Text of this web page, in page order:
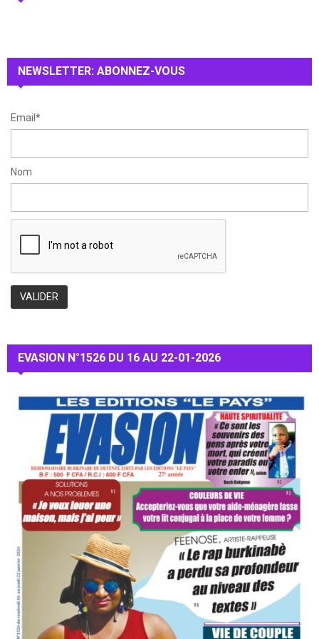
:
NEWSLETTER: ABONNEZ-VOUS
Email*
Nom
EVASION N°1526 DU 16 AU 22-01-2026